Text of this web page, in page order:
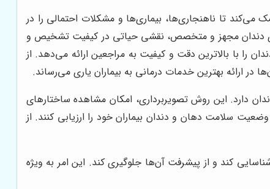
می‌کند تا ناهنجاری‌ها، بیماری‌ها و مشکلات احتمالی را در
دندان مجهز و متخصص، نقشی حیاتی در کیفیت تشخیص و
را با بالاترین دقت و کیفیت به مراجعین ارائه می‌دهد. از
دارد. این روش تصویربرداری، امکان مشاهده ساختارهای
سلامت دهان و دندان بیماران خود را ارزیابی کنند. از
کند و از پیشرفت آن‌ها جلوگیری کند. این امر به ویژه